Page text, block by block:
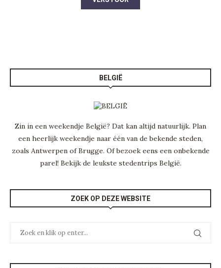
BELGIË
Zin in een weekendje België? Dat kan altijd natuurlijk. Plan
een heerlijk weekendje naar één van de bekende steden,
zoals Antwerpen of Brugge. Of bezoek eens een onbekende
parel! Bekijk de leukste stedentrips België.
ZOEK OP DEZE WEBSITE